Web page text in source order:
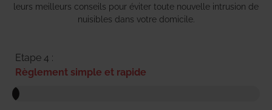
leurs meilleurs conseils pour éviter toute nouvelle intrusion de
nuisibles dans votre domicile.
Etape 4 :
Règlement simple et rapide